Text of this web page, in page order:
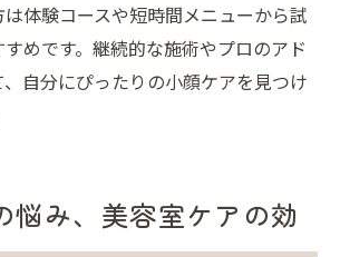
体験コースや短時間メニューから試
めです。継続的な施術やプロのアド
自分にぴったりの小顔ケアを見つけ
悩み、美容室ケアの効